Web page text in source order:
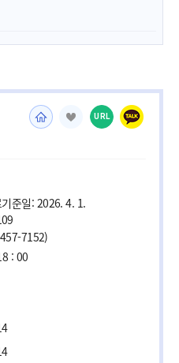
URL
준일: 2026. 4. 1.
7152)
: 00